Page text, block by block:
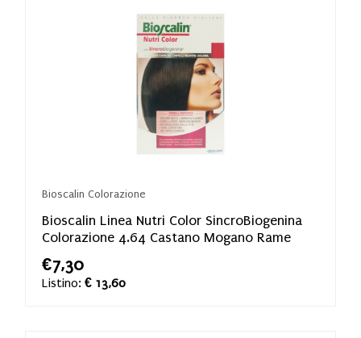
Bioscalin Colorazione
Bioscalin Linea Nutri Color SincroBiogenina
Colorazione 4.64 Castano Mogano Rame
€7,30
Listino: € 13,60